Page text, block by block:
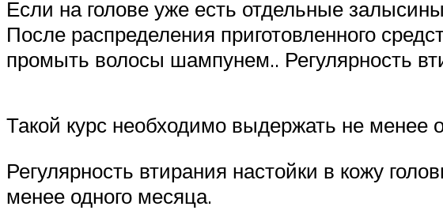
Если на голове уже есть отдельные
После распределения приготовленного
промыть волосы шампунем.. Регулярность
Такой курс необходимо выдержать не менее
Регулярность втирания настойки в кожу
менее одного месяца.